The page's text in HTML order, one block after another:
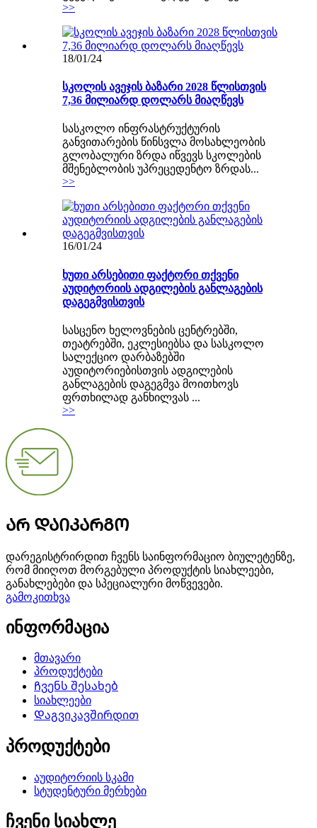
>>
18/01/24
სკოლის ავეჯის ბაზარი 2028 წლისთვის
7,36 მილიარდ დოლარს მიაღწევს
სასკოლო ინფრასტრუქტურის
განვითარების წინსვლა მოსახლეობის
გლობალური ზრდა იწვევს სკოლების
მშენებლობის უპრეცედენტო ზრდას...
>>
16/01/24
ხუთი არსებითი ფაქტორი თქვენი
აუდიტორიის ადგილების განლაგების
დაგეგმვისთვის
სასცენო ხელოვნების ცენტრებში,
თეატრებში, ეკლესიებსა და სასკოლო
სალექციო დარბაზებში
აუდიტორიებისთვის ადგილების
განლაგების დაგეგმვა მოითხოვს
ფრთხილად განხილვას ...
>>
ᲐᲠ ᲓᲐᲘᲙᲐᲠᲒᲝ
დარეგისტრირდით ჩვენს საინფორმაციო ბიულეტენზე,
რომ მიიღოთ მორგებული პროდუქტის სიახლეები,
განახლებები და სპეციალური მოწვევები.
გამოკითხვა
ინფორმაცია
მთავარი
პროდუქტები
Ჩვენს შესახებ
სიახლეები
Დაგვიკავშირდით
პროდუქტები
აუდიტორიის სკამი
სტუდენტური მერხები
ჩვენი სიახლე